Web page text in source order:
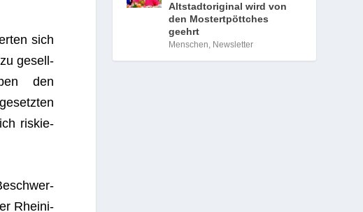
sich
gesell­
den
ris­kie­
Rhei­ni­
Altstadtoriginal wird von
den Mostertpöttches
geehrt
Menschen, Newsletter